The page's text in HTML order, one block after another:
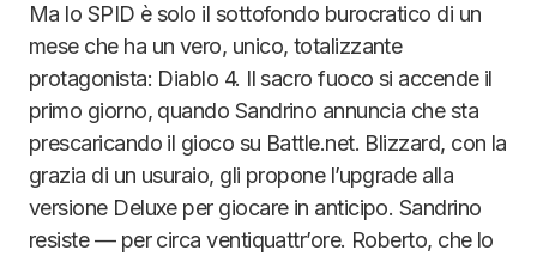
Ma lo SPID è solo il sottofondo burocratico di un
mese che ha un vero, unico, totalizzante
protagonista: Diablo 4. Il sacro fuoco si accende il
primo giorno, quando Sandrino annuncia che sta
prescaricando il gioco su Battle.net. Blizzard, con la
grazia di un usuraio, gli propone l’upgrade alla
versione Deluxe per giocare in anticipo. Sandrino
resiste — per circa ventiquattr’ore. Roberto, che lo